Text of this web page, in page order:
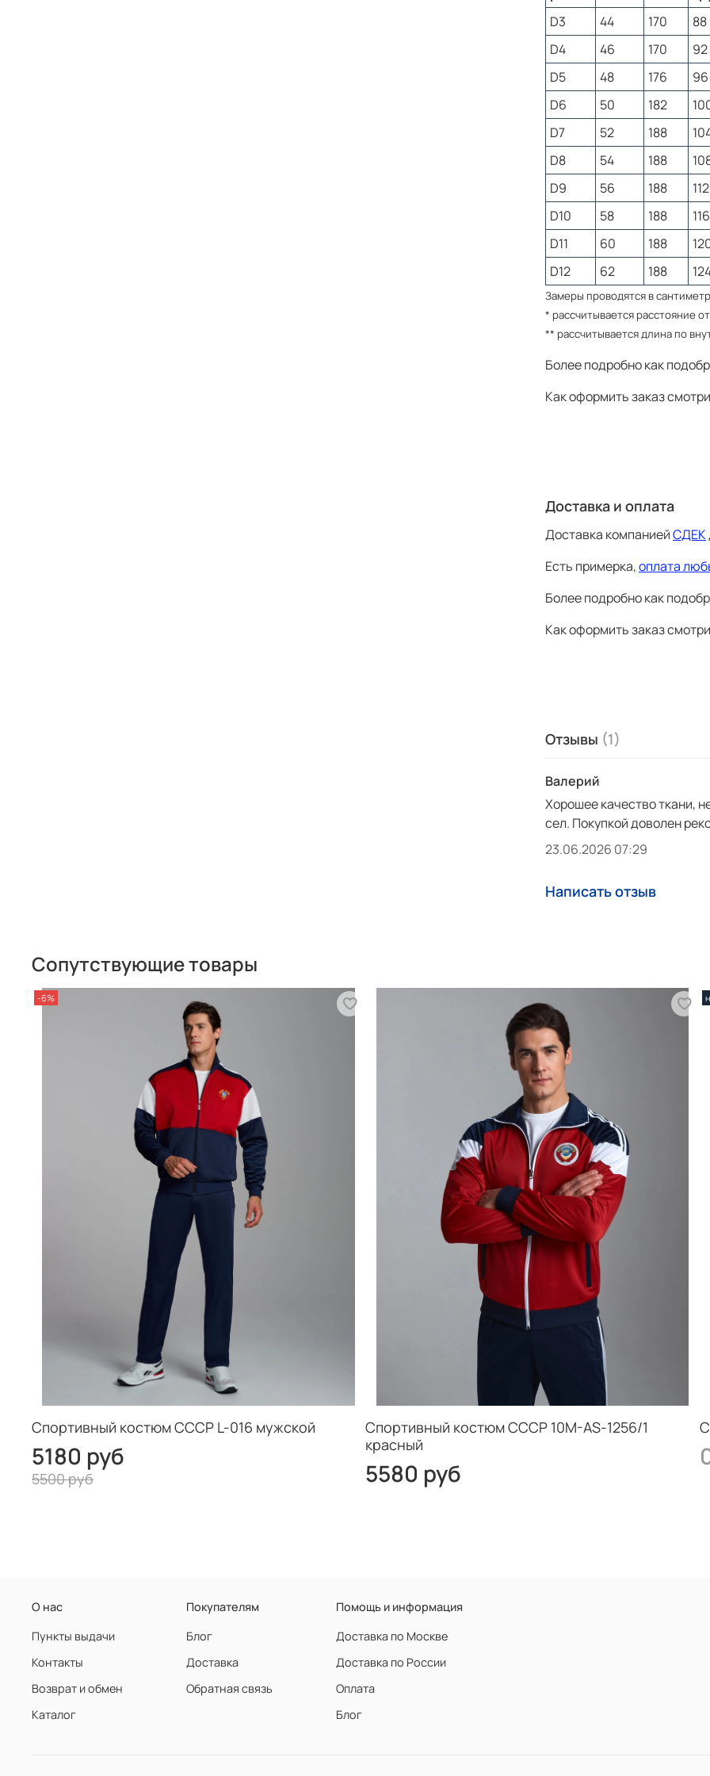
Преимущества
– цветоустойчив, даже
мнется. Ткань дышит,
занятий спортом.
Как подобрать размер?
Спортивный костюм
Полноразмерные ряды.
таблице предоставленной
менеджер
Мужские размеры
Разм
Разм Рост
D4
46 170 92
D8
54 188
D9
56 188 112
D10
58 188 116
D11
60 188
D12
* рассчитывается расстояние
** рассчитывается длина по
Как оформить заказ
D3
44 170 88
D4
46 170 92
D5
48 176 96
D6
50 182
D7
52 188
D8
54 188
D9
56 188 112
D10
58 188 116
D11
60 188
D12
62 188
Замеры проводятся в
* рассчитывается расстояние
** рассчитывается длина по
Более подробно как
Как оформить заказ
Доставка и оплата
Доставка компаниейСДЕК
Есть примерка,оплата
Более подробно как
Как оформить заказ
Отзывы (1)
Валерий
Хорошее качество ткани,
сел. Покупкой доволен
23.06.2026 07:29
Написать отзыв
Сопутствующие товары
-6%
Спортивный костюм СССР L-016 мужской
5180 руб
5500 руб
Спортивный костюм СССР 10M-AS-1256/1
красный
5580 руб
О нас
Пункты выдачи
Контакты
Возврат и обмен
Каталог
Покупателям
Блог
Доставка
Обратная связь
Помощь и информация
Доставка по Москве
Доставка по России
Оплата
Блог